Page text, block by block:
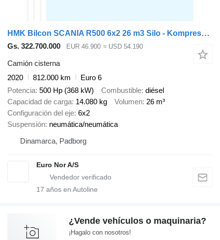
HMK Bilcon SCANIA R500 6x2 26 m3 Silo - Kompressor - Retarder
Gs. 322.700.000 EUR 46.900 ≈ USD 54.190
Camión cisterna
2020
812.000 km
Euro 6
Potencia 500 Hp (368 kW) Combustible diésel
Capacidad de carga 14.080 kg Volumen 26 m³
Configuración del eje 6x2
Suspensión neumática/neumática
Dinamarca, Padborg
Euro Nor A/S
17 años en Autoline
¿Vende vehículos o maquinaria?
¡Hagalo con nosotros!